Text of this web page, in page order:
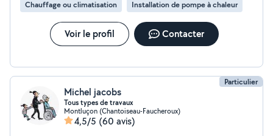
Chauffage ou climatisation Installation de pompe à chaleur
Voir le profil Contacter
Particulier
Michel jacobs
Tous types de travaux
Montluçon (Chantoiseau-Faucheroux)
4,5/5 (60 avis)